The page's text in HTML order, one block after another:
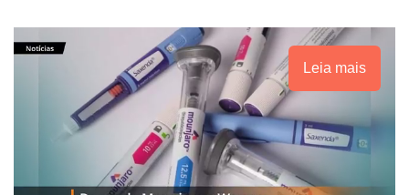
Leia mais